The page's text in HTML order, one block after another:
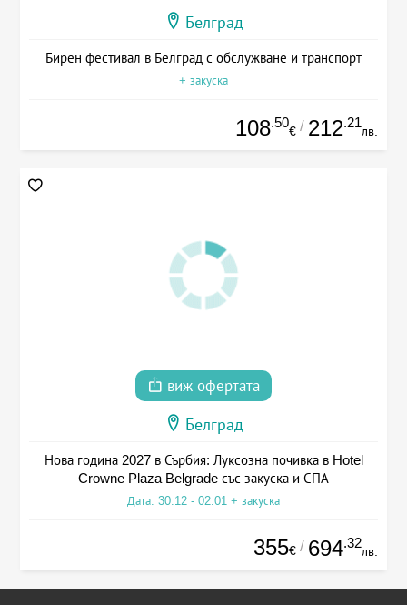
Белград
Бирен фестивал в Белград с обслужване и транспорт
+ закуска
108.50
€ / 212.21
лв.
виж офертата
Белград
Нова година 2027 в Сърбия: Луксозна почивка в Hotel
Crowne Plaza Belgrade със закуска и СПА
Дата: 30.12 - 02.01 + закуска
355€ / 694.32
лв.